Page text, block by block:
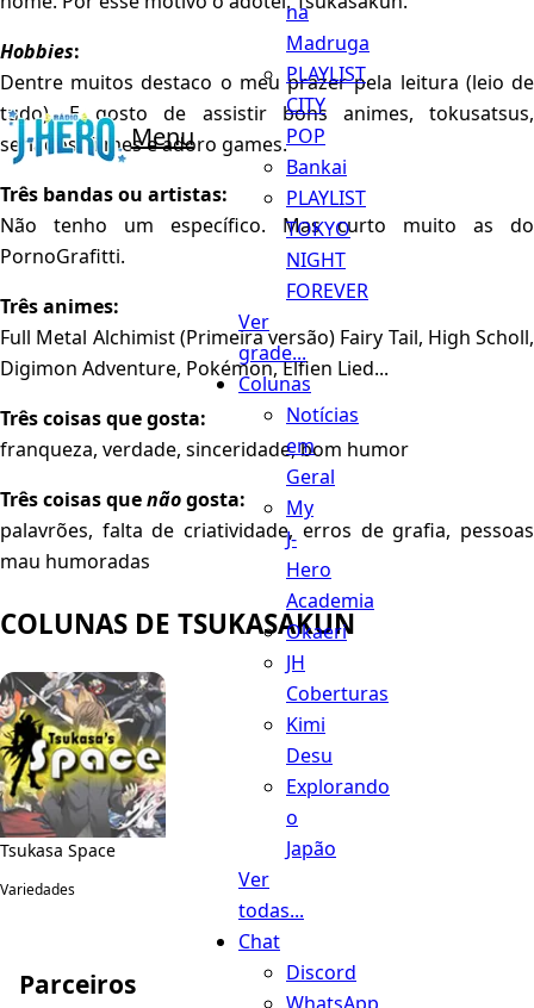
Menu
na
Madruga
PLAYLIST
CITY
POP
Bankai
PLAYLIST
TOKYO
NIGHT
FOREVER
Ver
grade...
Colunas
Notícias
em
Geral
My
J-
Hero
Academia
Okaeri
JH
Coberturas
Kimi
Desu
Explorando
o
Japão
Ver
todas...
Chat
Discord
Hobbies:
Dentre muitos destaco o meu prazer pela leitura (leio de
tudo). E gosto de assistir bons animes, tokusatsus,
seriados, filmes e adoro games.
Três bandas ou artistas:
Não tenho um específico. Mas curto muito as do
PornoGrafitti.
Três animes:
Full Metal Alchimist (Primeira versão) Fairy Tail, High Scholl,
Digimon Adventure, Pokémon, Elfien Lied...
Três coisas que gosta:
franqueza, verdade, sinceridade, bom humor
Três coisas quenãogosta:
palavrões, falta de criatividade, erros de grafia, pessoas
mau humoradas
COLUNAS DE TSUKASAKUN
Tsukasa Space
Variedades
Parceiros